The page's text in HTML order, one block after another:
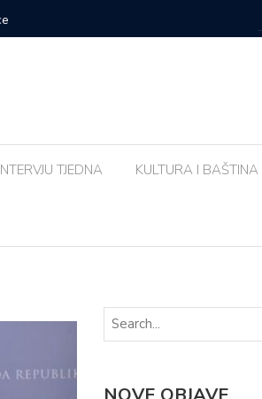
Zalijevate li biljke ujutro u pravo
TJEDNA KULTURA I BAŠTINA